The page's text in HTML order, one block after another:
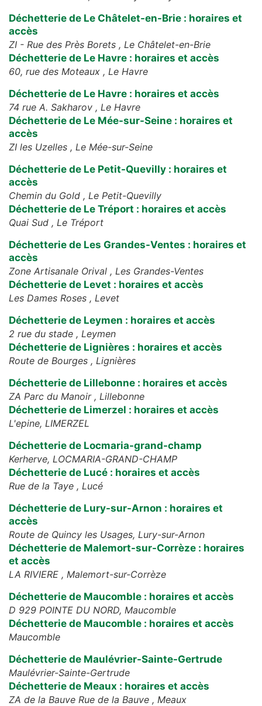
Déchetterie de Le Châtelet-en-Brie : horaires et
accès
ZI - Rue des Près Borets , Le Châtelet-en-Brie
Déchetterie de Le Havre : horaires et accès
60, rue des Moteaux , Le Havre
Déchetterie de Le Havre : horaires et accès
74 rue A. Sakharov , Le Havre
Déchetterie de Le Mée-sur-Seine : horaires et
accès
ZI les Uzelles , Le Mée-sur-Seine
Déchetterie de Le Petit-Quevilly : horaires et
accès
Chemin du Gold , Le Petit-Quevilly
Déchetterie de Le Tréport : horaires et accès
Quai Sud , Le Tréport
Déchetterie de Les Grandes-Ventes : horaires et
accès
Zone Artisanale Orival , Les Grandes-Ventes
Déchetterie de Levet : horaires et accès
Les Dames Roses , Levet
Déchetterie de Leymen : horaires et accès
2 rue du stade , Leymen
Déchetterie de Lignières : horaires et accès
Route de Bourges , Lignières
Déchetterie de Lillebonne : horaires et accès
ZA Parc du Manoir , Lillebonne
Déchetterie de Limerzel : horaires et accès
L'epine, LIMERZEL
Déchetterie de Locmaria-grand-champ
Kerherve, LOCMARIA-GRAND-CHAMP
Déchetterie de Lucé : horaires et accès
Rue de la Taye , Lucé
Déchetterie de Lury-sur-Arnon : horaires et
accès
Route de Quincy les Usages, Lury-sur-Arnon
Déchetterie de Malemort-sur-Corrèze : horaires
et accès
LA RIVIERE , Malemort-sur-Corrèze
Déchetterie de Maucomble : horaires et accès
D 929 POINTE DU NORD, Maucomble
Déchetterie de Maucomble : horaires et accès
Maucomble
Déchetterie de Maulévrier-Sainte-Gertrude
Maulévrier-Sainte-Gertrude
Déchetterie de Meaux : horaires et accès
ZA de la Bauve Rue de la Bauve , Meaux